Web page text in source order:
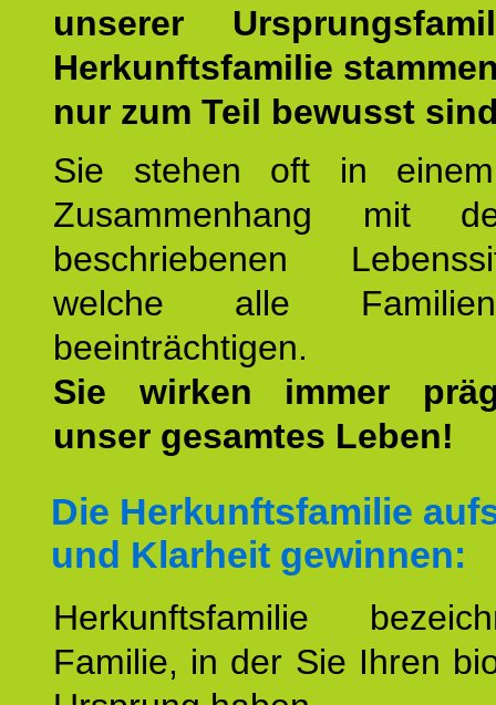
unserer
Herkunftsfamilie
nur zum Teil bewusst
Sie stehen oft in
Zusammenhang mit
beschriebenen
welche alle
beeinträchtigen.
Sie wirken immer
unser gesamtes Leben!
Die Herkunftsfamilie
und Klarheit gewinnen:
Herkunftsfamilie
Familie, in der Sie Ihren